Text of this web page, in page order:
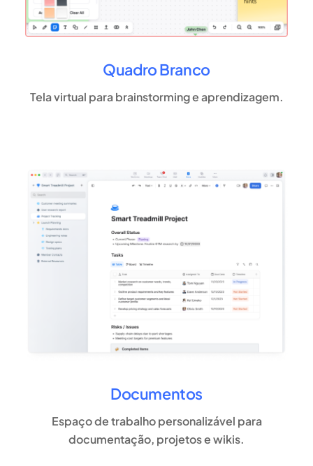
Quadro Branco
Tela virtual para brainstorming e aprendizagem.
Documentos
Espaço de trabalho personalizável para
documentação, projetos e wikis.